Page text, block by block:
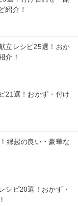
紹介！
立レシピ25選！おか
介！
21選！おかず・付け
縁起の良い・豪華な
シピ20選！おかず・